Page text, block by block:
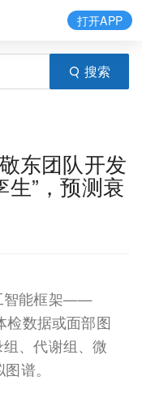
搜索
打开APP
东团队开发
生”，预测衰
智能框架——
检数据或面部图
、代谢组、微
谱。